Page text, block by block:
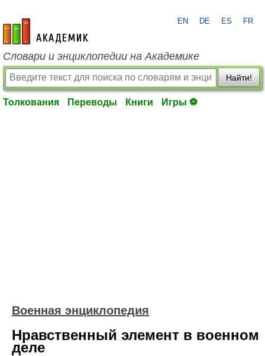
academic.ru
EN DE ES FR
Словари и энциклопедии на Академике
Найти!
Толкования Переводы Книги Игры ⚽
Военная энциклопедия
Нравственный элемент в военном
деле